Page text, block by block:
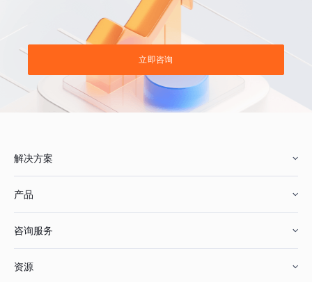
立即咨询
解决方案
鞋服行业
产品
咨询服务
资源